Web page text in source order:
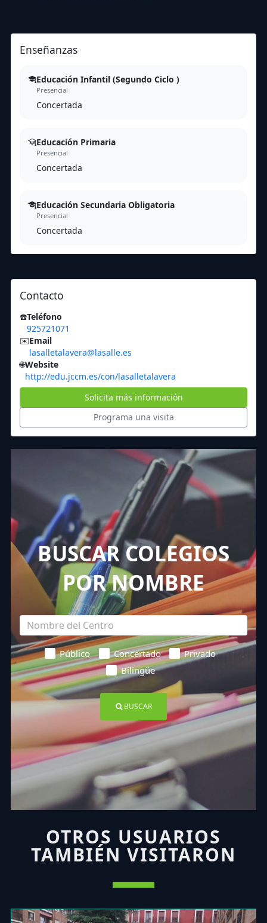
Enseñanzas
Educación Infantil (Segundo Ciclo )
Presencial
Concertada
Educación Primaria
Presencial
Concertada
Educación Secundaria Obligatoria
Presencial
Concertada
Contacto
☎️Teléfono
925721071
✉️Email
lasalletalavera@lasalle.es
🌐Website
http://edu.jccm.es/con/lasalletalavera
Solicita más información
Programa una visita
BUSCAR COLEGIOS
POR NOMBRE
Público Concertado
Privado
Bilingüe
BUSCAR
OTROS USUARIOS
TAMBIÉN VISITARON